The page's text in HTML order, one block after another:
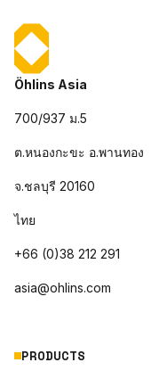
Öhlins Asia
700/937 ม.5
ต.หนองกะขะ อ.พานทอง
จ.ชลบุรี 20160
ไทย
+66 (0)38 212 291
asia@ohlins.com
PRODUCTS